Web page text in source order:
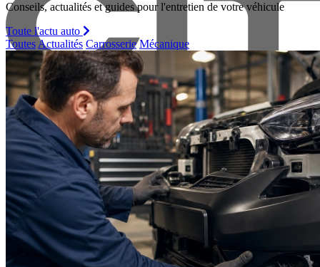
Citroen
Conseils, actualités et guides pour l'entretien de votre véhicule
Toute l'actu auto
ToutesActualités Carrosserie Mécanique